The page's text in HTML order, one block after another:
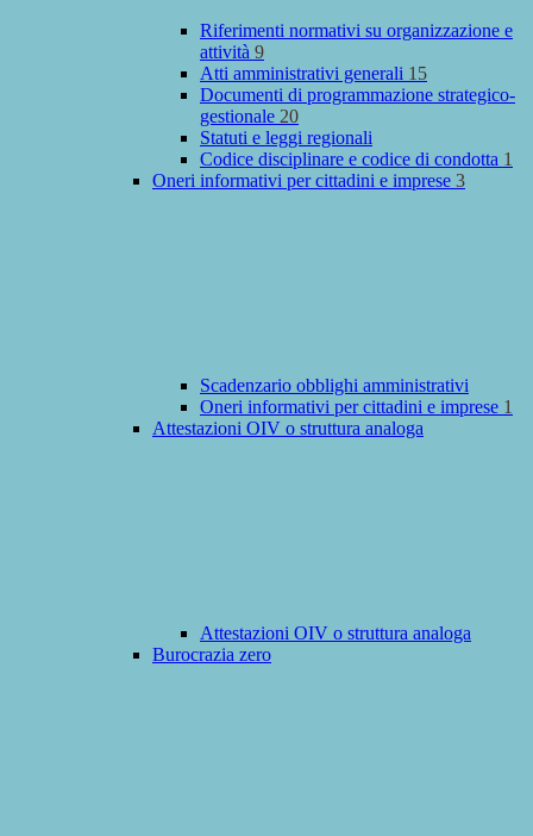
Riferimenti normativi su organizzazione e
attività 9
Atti amministrativi generali 15
Documenti di programmazione strategico-
gestionale 20
Statuti e leggi regionali
Codice disciplinare e codice di condotta 1
Oneri informativi per cittadini e imprese 3
Scadenzario obblighi amministrativi
Oneri informativi per cittadini e imprese 1
Attestazioni OIV o struttura analoga
Attestazioni OIV o struttura analoga
Burocrazia zero